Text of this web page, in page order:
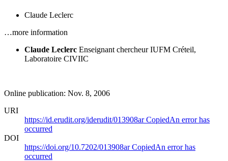
Claude Leclerc
…more information
Claude Leclerc Enseignant chercheur IUFM Créteil,
Laboratoire CIVIIC
Online publication: Nov. 8, 2006
URI
https://id.erudit.org/iderudit/013908arCopiedAn error has
occurred
DOI
https://doi.org/10.7202/013908arCopiedAn error has
occurred